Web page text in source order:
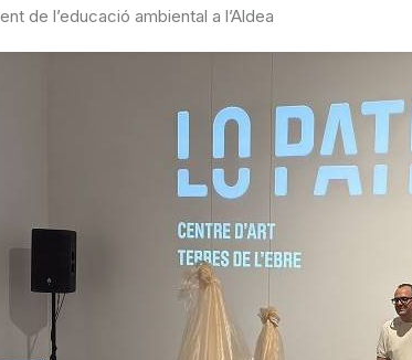
de l’educació ambiental a l’Aldea